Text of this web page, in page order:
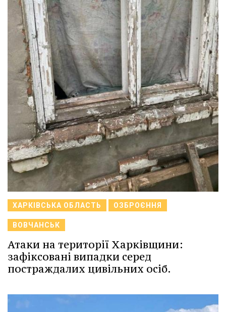
ХАРКІВСЬКА ОБЛАСТЬ ОЗБРОЄННЯ
ВОВЧАНСЬК
Атаки на території Харківщини:
зафіксовані випадки серед
постраждалих цивільних осіб.